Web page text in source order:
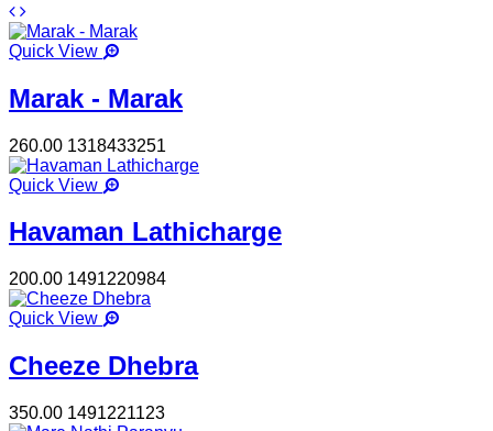
Quick View
Marak - Marak
260.00 1318433251
Quick View
Havaman Lathicharge
200.00 1491220984
Quick View
Cheeze Dhebra
350.00 1491221123